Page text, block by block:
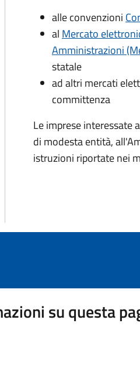
alle convenzioni
al Mercato
Amministrazioni
statale
ad altri mercati
committenza
Le imprese interessate
di modesta entità,
istruzioni riportate nei
su questa